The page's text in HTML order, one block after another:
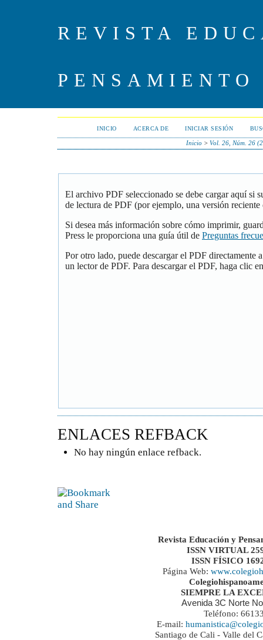
REVISTA
PENSAMIENTO
INICIO ACERCA DE INICIAR SESIÓN
Inicio> Vol. 26, Núm. 26
El archivo PDF seleccionado se debe cargar aquí si
de lectura de PDF (por ejemplo, una versión
Si desea más información sobre cómo imprimir,
Press le proporciona una guía útil de Preguntas
Por otro lado, puede descargar el PDF directamente
un lector de PDF. Para descargar el PDF, haga clic
ENLACES REFBACK
No hay ningún enlace refback.
Revista Educación y
ISSN VIRTUAL
ISSN FÍSICO
Página Web:
SIEMPRE LA
Avenida 3C Norte
Teléfono:
E-mail:
Santiago de Cali - Valle del